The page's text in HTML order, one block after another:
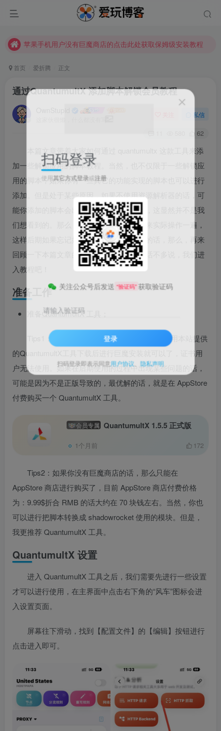
苹果手机用户没有巨魔商店的点击此处获取保姆级安装教程
苹果手机用户没有巨魔商店的点击此处获取保姆级安装教程
首页 爱折腾 正文
通过QuantumultX 添加脚本解锁会员教程
私信
62
本篇文章带着大家如何通过 quantumultx 这款工具来添
加一些解锁应用的脚本教程。当然，也不仅限于一些解锁应
用的脚本，如果你有一些其它的功能实现的脚本也可以进行
添加。但是处于某些原因，如果不使用资源解析器的话，可
能你添加的脚本会出现报错等之类的问题，这显然并不是我
们想看到的。那么，本篇教程就带着大家来实际操作一遍，
这样后期如果忘记如何添加或者其它问题的话，那么，再来
回顾一下本篇文章的教程即可。好了，废话不多说，我们进
入教程吧！
准备工作
准备QuantumultX 工具；
Tips1：如果你已经有巨魔商店的话，可以使用本站提供
的QuantumultX工具下载后进行巨魔安装就可以了，证书用
户无法使用。如果在后期使用的过程中出现某些问题的话，
可能是因为不是正版导致的，最优解的话，就是在 AppStore
付费购买一个 QuantumultX 工具。
会员专属 QuantumultX 1.5.5 正式版
1个月前 172
Tips2：如果你没有巨魔商店的话，那么只能在
AppStore 商店进行购买了，目前 AppStore 商店付费价格
为：9.99$折合 RMB 的话大约在 70 块钱左右。当然，你也
可以进行把脚本转换成 shadowrocket 使用的模块。但是，
我更推荐 QuantumultX 工具。
QuantumultX 设置
进入 QuantumultX 工具之后，我们需要先进行一些设置
才可以进行使用，在主界面中点击右下角的“风车”图标会进
入设置页面。
屏幕往下滑动，找到【配置文件】的【编辑】按钮进行
点击进入即可。
扫码登录
使用其它方式登录或注册
关注公众号后发送 “验证码” 获取验证码
请输入验证码
登录
扫码登录即表示同意用户协议 隐私声明